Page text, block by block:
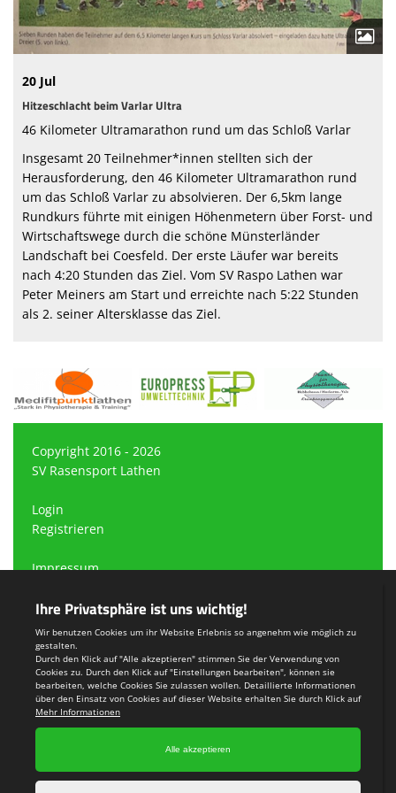
Sparten
Sponsoren
Anmeldung
20 Jul
Hitzeschlacht beim Varlar Ultra
46 Kilometer Ultramarathon rund um das Schloß Varlar
Insgesamt 20 Teilnehmer*innen stellten sich der
Herausforderung, den 46 Kilometer Ultramarathon rund
um das Schloß Varlar zu absolvieren. Der 6,5km lange
Rundkurs führte mit einigen Höhenmetern über Forst- und
Wirtschaftswege durch die schöne Münsterländer
Landschaft bei Coesfeld. Der erste Läufer war bereits
nach 4:20 Stunden das Ziel. Vom SV Raspo Lathen war
Peter Meiners am Start und erreichte nach 5:22 Stunden
als 2. seiner Altersklasse das Ziel.
Copyright 2016 - 2026
SV Rasensport Lathen
Login
Registrieren
Impressum
Teamsports 2
Dein Sportverein online